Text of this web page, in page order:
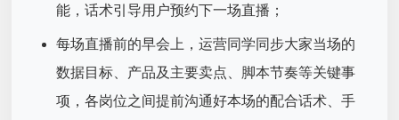
能，话术引导用户预约下一场直播；
每场直播前的早会上，运营同学同步大家当场的
数据目标、产品及主要卖点、脚本节奏等关键事
项，各岗位之间提前沟通好本场的配合话术、手